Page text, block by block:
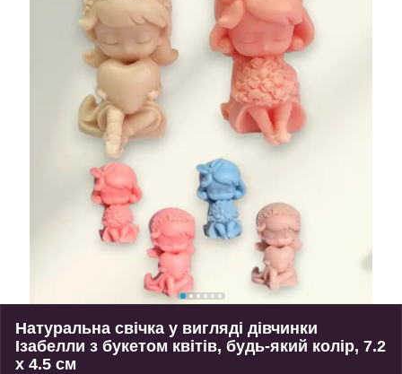
Натуральна свічка у вигляді дівчинки
Ізабелли з букетом квітів, будь-який колір, 7.2
х 4.5 см